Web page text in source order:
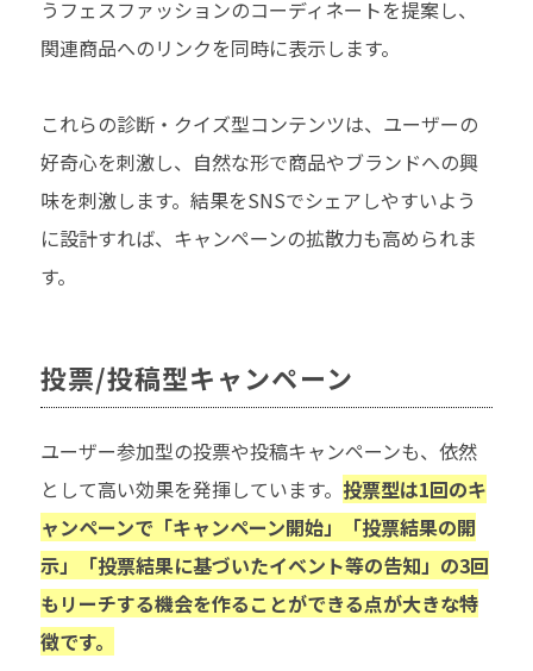
うフェスファッションのコーディネートを提案し、
関連商品へのリンクを同時に表示します。
これらの診断・クイズ型コンテンツは、ユーザーの
好奇心を刺激し、自然な形で商品やブランドへの興
味を刺激します。結果をSNSでシェアしやすいよう
に設計すれば、キャンペーンの拡散力も高められま
す。
投票/投稿型キャンペーン
ユーザー参加型の投票や投稿キャンペーンも、依然
として高い効果を発揮しています。 投票型は1回のキ
ャンペーンで「キャンペーン開始」「投票結果の開
示」「投票結果に基づいたイベント等の告知」の3回
もリーチする機会を作ることができる点が大きな特
徴です。